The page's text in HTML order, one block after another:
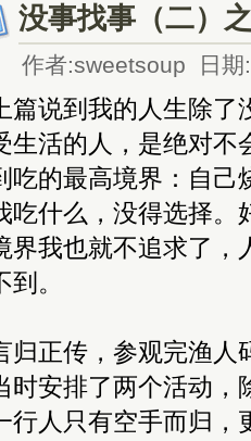
没事找事（二）
作者:sweetsoup 日期
上篇说到我的人生除
生活的人，是绝对不
吃的最高境界：自己
吃什么，没得选择。
界我也就不追求了，
到。
归正传，参观完渔人
时安排了两个活动，
行人只有空手而归，